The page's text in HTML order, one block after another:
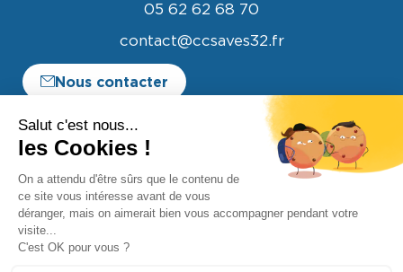
05 62 62 68 70
contact@ccsaves32.fr
Nous contacter
Espace entreprise
Espace élus